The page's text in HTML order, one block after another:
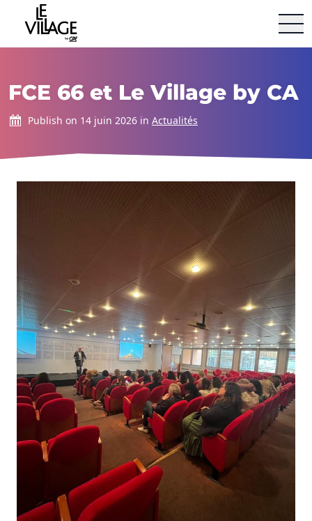
Le Village By Ca
FCE 66 et Le Village by CA
Publish on 14 juin 2026 in Actualités